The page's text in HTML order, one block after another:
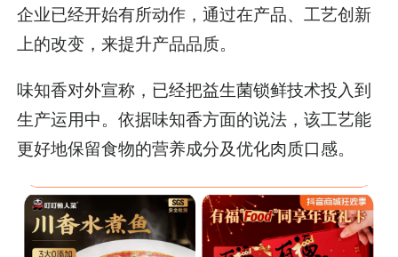
企业已经开始有所动作，通过在产品、工艺创新
上的改变，来提升产品品质。
味知香对外宣称，已经把益生菌锁鲜技术投入到
生产运用中。依据味知香方面的说法，该工艺能
更好地保留食物的营养成分及优化肉质口感。